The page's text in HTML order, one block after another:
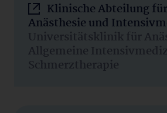
Klinische Abteilung
Anästhesie und
Universitätsklinik für
Allgemeine
Schmerztherapie